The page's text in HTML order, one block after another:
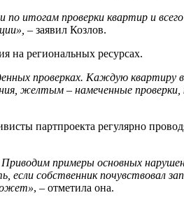
итогам проверки квартир и
– заявил Козлов.
на региональных ресурсах.
проверках. Каждую квартиру в
желтым – намеченные проверки,
партпроекта регулярно
Приводим примеры основных
собственник почувствовал
, – отметила она.